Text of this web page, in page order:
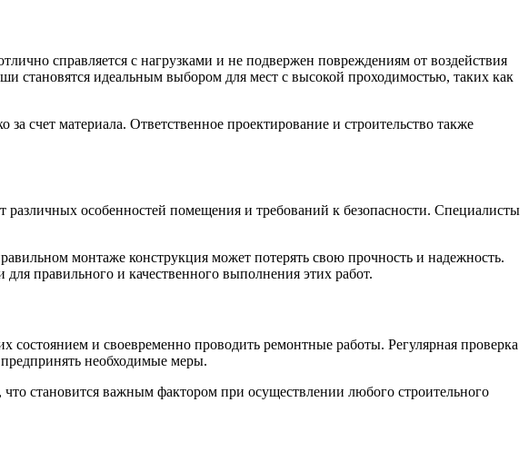
справляется с нагрузками и не подвержен повреждениям от воздействия
становятся идеальным выбором для мест с высокой проходимостью, таких как
счет материала. Ответственное проектирование и строительство также
особенностей помещения и требований к безопасности. Специалисты
монтаже конструкция может потерять свою прочность и надежность.
правильного и качественного выполнения этих работ.
и своевременно проводить ремонтные работы. Регулярная проверка
необходимые меры.
становится важным фактором при осуществлении любого строительного